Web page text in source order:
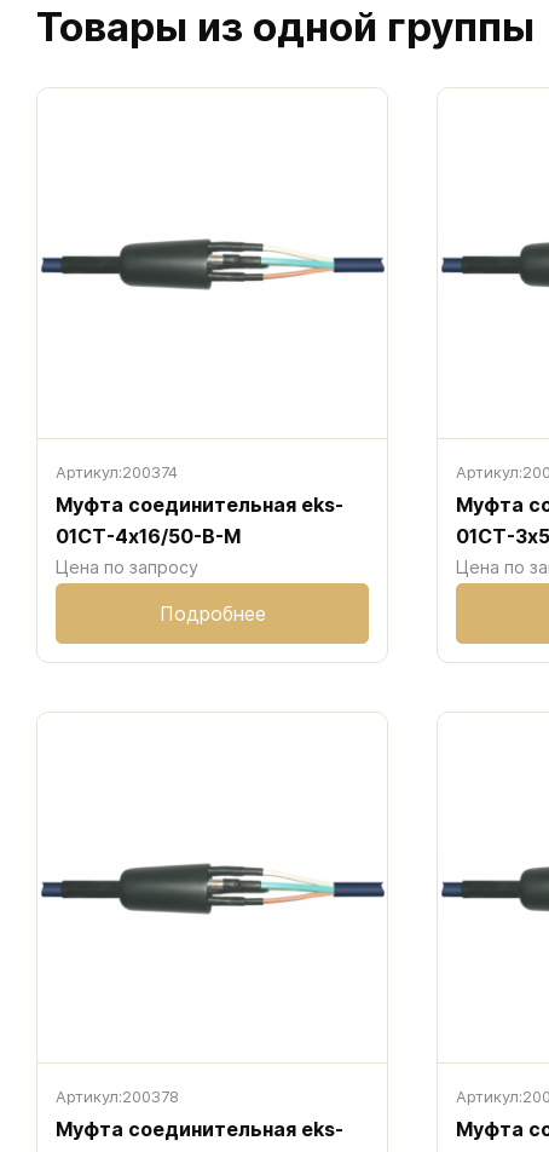
Товары из одной группы
Артикул:200374
Муфта соединительная eks-
01CT-4х16/50-В-М
Цена по запросу
Подробнее
Артикул:
Муфта
01CT-
Цена по
Артикул:200378
Муфта соединительная eks-
Артикул:
Муфта